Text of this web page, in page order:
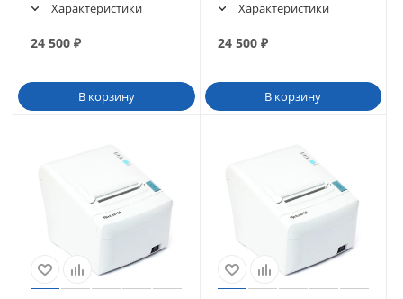
Характеристики
24 500 ₽
В корзину
Характеристики
24 500₽
В корзину